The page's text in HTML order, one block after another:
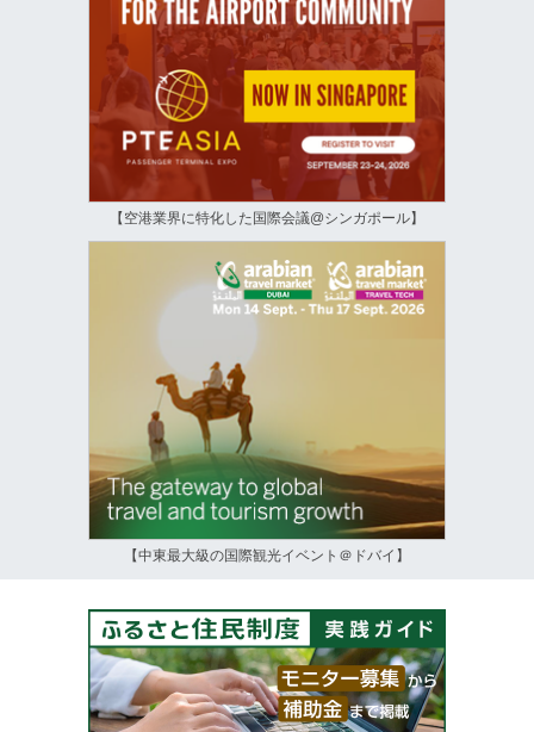
【空港業界に特化した国際会議@シンガポール】
【中東最大級の国際観光イベント＠ドバイ】